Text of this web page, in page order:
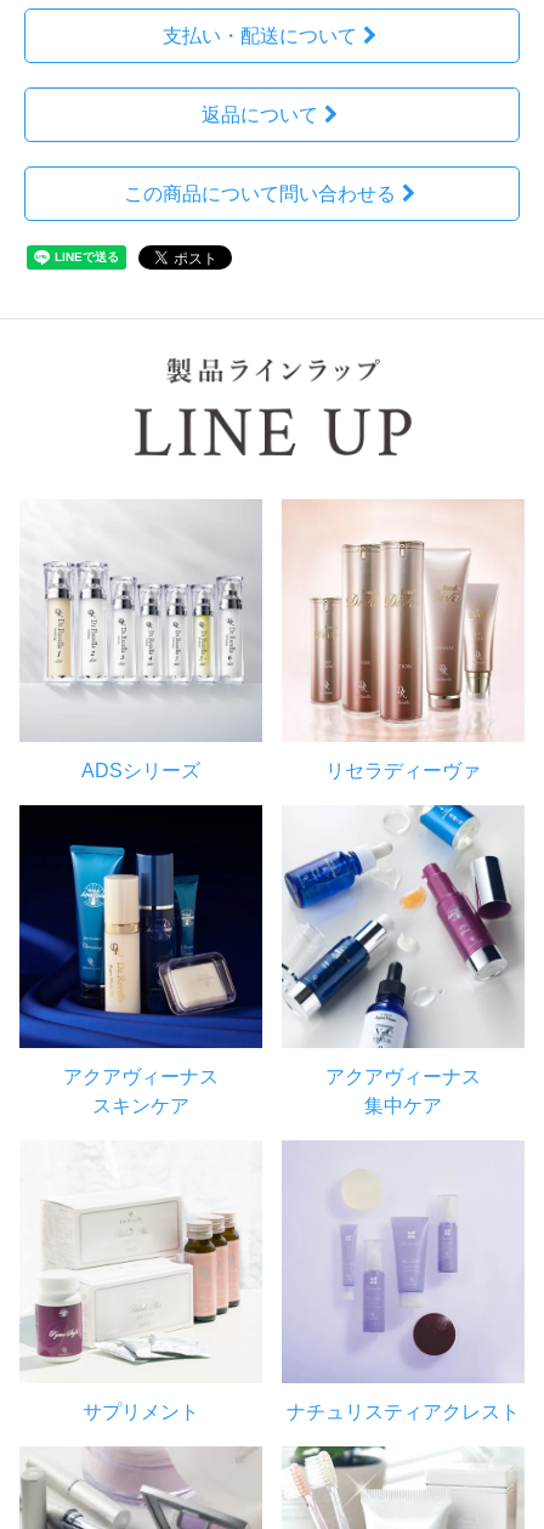
支払い・配送について
返品について
この商品について問い合わせる
ADSシリーズ リセラディーヴァ
アクアヴィーナス
スキンケア
アクアヴィーナス
集中ケア
サプリメント ナチュリスティアクレスト